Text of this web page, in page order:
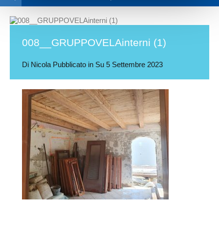
008__GRUPPOVELAinterni (1)
Di Nicola Pubblicato in Su 5 Settembre 2023